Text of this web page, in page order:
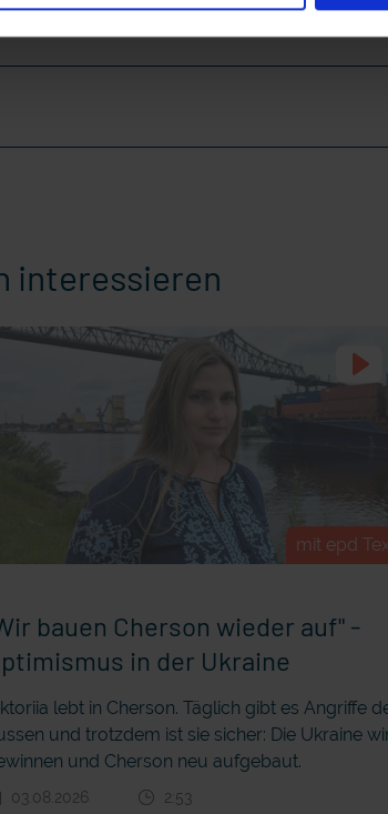
interessieren
mit epd
bauen Cherson wieder auf" -
in der Ukraine
lebt in Cherson. Täglich gibt es Angriffe
und trotzdem ist sie sicher: Die Ukraine
und Cherson neu aufgebaut.
03.08.2026 2:53